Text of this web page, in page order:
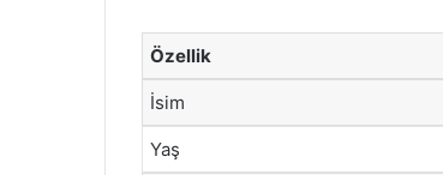
Özellik
İsim
Yaş